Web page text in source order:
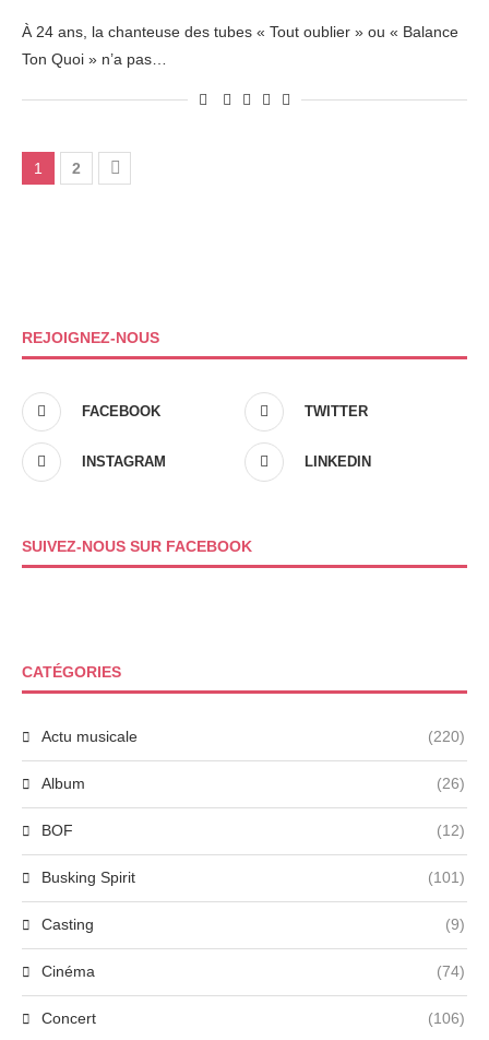
À 24 ans, la chanteuse des tubes « Tout oublier » ou « Balance
Ton Quoi » n’a pas…
1 2
REJOIGNEZ-NOUS
FACEBOOK TWITTER
INSTAGRAM LINKEDIN
SUIVEZ-NOUS SUR FACEBOOK
CATÉGORIES
Actu musicale (220)
Album (26)
BOF (12)
Busking Spirit (101)
Casting (9)
Cinéma (74)
Concert (106)